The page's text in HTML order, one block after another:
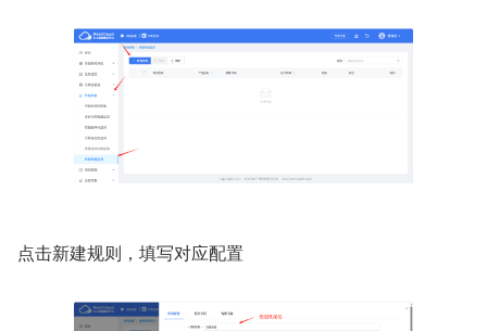
点击新建规则，填写对应配置